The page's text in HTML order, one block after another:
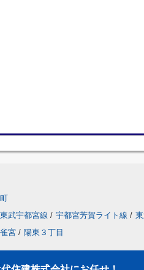
東武宇都宮線 / 宇都宮芳賀ライト線 /
雀宮 / 陽東３丁目